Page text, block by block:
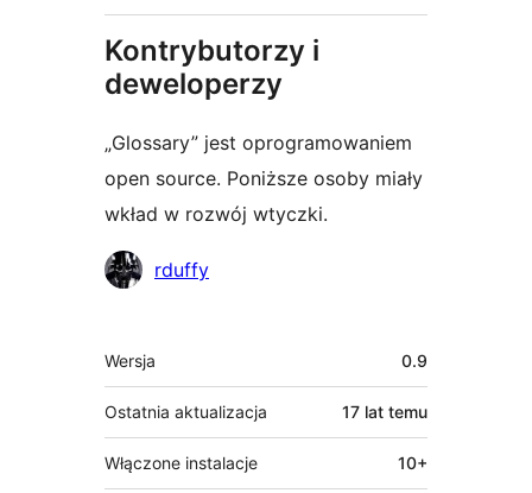
Kontrybutorzy i
deweloperzy
„Glossary” jest oprogramowaniem
open source. Poniższe osoby miały
wkład w rozwój wtyczki.
Zaangażowani
rduffy
Meta
Wersja 0.9
Ostatnia aktualizacja 17 lat temu
Włączone instalacje 10+